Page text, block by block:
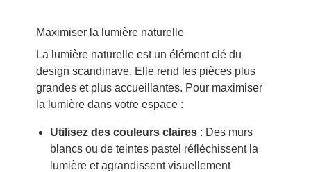
Maximiser la lumière naturelle
La lumière naturelle est un élément clé du
design scandinave. Elle rend les pièces plus
grandes et plus accueillantes. Pour maximiser
la lumière dans votre espace :
Utilisez des couleurs claires: Des murs
blancs ou de teintes pastel réfléchissent la
lumière et agrandissent visuellement